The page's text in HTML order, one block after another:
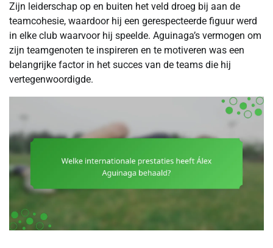
Zijn leiderschap op en buiten het veld droeg bij aan de
teamcohesie, waardoor hij een gerespecteerde figuur werd
in elke club waarvoor hij speelde. Aguinaga’s vermogen om
zijn teamgenoten te inspireren en te motiveren was een
belangrijke factor in het succes van de teams die hij
vertegenwoordigde.